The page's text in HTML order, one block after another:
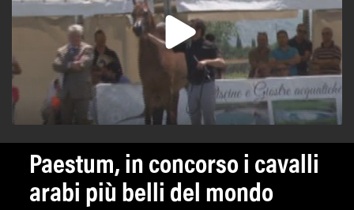
Paestum, in concorso i cavalli
arabi più belli del mondo